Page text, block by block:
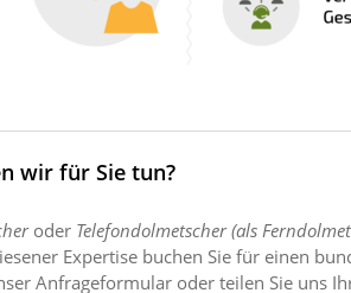
wir für Sie tun?
oder Telefondolmetscher (als
Expertise buchen Sie für einen
Anfrage­formular oder teilen Sie uns